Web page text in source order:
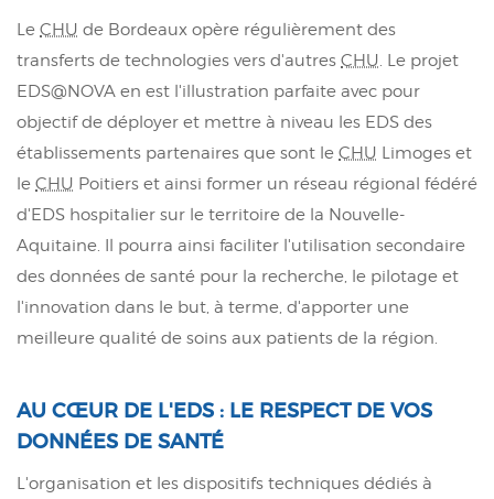
Le CHU de Bordeaux opère régulièrement des
transferts de technologies vers d'autres CHU. Le projet
EDS@NOVA en est l'illustration parfaite avec pour
objectif de déployer et mettre à niveau les EDS des
établissements partenaires que sont le CHU Limoges et
le CHU Poitiers et ainsi former un réseau régional fédéré
d'EDS hospitalier sur le territoire de la Nouvelle-
Aquitaine. Il pourra ainsi faciliter l'utilisation secondaire
des données de santé pour la recherche, le pilotage et
l'innovation dans le but, à terme, d'apporter une
meilleure qualité de soins aux patients de la région.
AU CŒUR DE L'EDS : LE RESPECT DE VOS
DONNÉES DE SANTÉ
L'organisation et les dispositifs techniques dédiés à